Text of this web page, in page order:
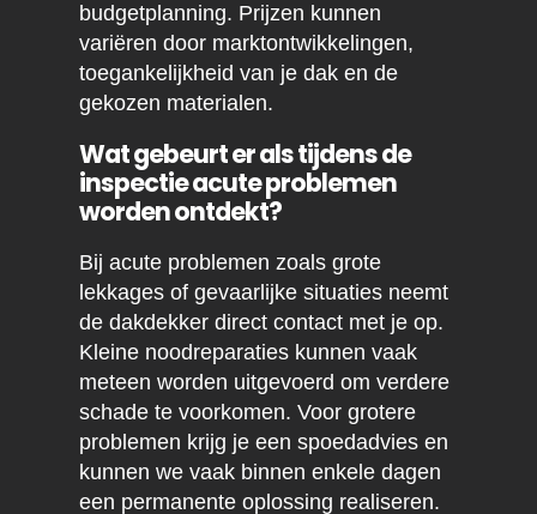
budgetplanning. Prijzen kunnen
variëren door marktontwikkelingen,
toegankelijkheid van je dak en de
gekozen materialen.
Wat gebeurt er als tijdens de
inspectie acute problemen
worden ontdekt?
Bij acute problemen zoals grote
lekkages of gevaarlijke situaties neemt
de dakdekker direct contact met je op.
Kleine noodreparaties kunnen vaak
meteen worden uitgevoerd om verdere
schade te voorkomen. Voor grotere
problemen krijg je een spoedadvies en
kunnen we vaak binnen enkele dagen
een permanente oplossing realiseren.